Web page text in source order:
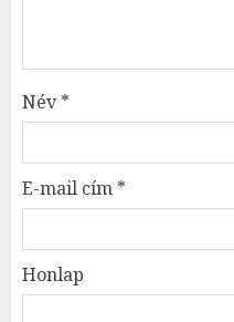
Név*
E-mail cím *
Honlap